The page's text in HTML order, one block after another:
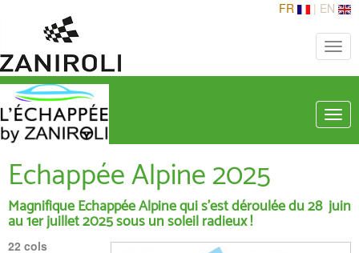
FR | EN
Toggle
Echappée Alpine 2025
Magnifique Echappée Alpine qui s'est déroulée du 28 juin
au 1er juillet 2025 sous un soleil radieux !
22 cols